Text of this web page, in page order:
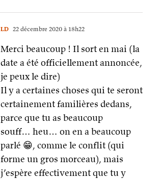
LD 22 décembre 2020 à 18h22
Merci beaucoup ! Il sort en mai (la
date a été officiellement annoncée,
je peux le dire)
Il y a certaines choses qui te seront
certainement familières dedans,
parce que tu as beaucoup
souff… heu… on en a beaucoup
parlé 😁, comme le conflit (qui
forme un gros morceau), mais
j’espère effectivement que tu y